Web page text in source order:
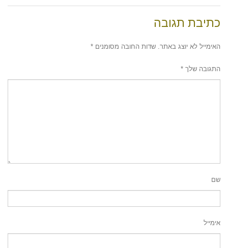
כתיבת תגובה
האימייל לא יוצג באתר. שדות החובה מסומנים *
התגובה שלך *
שם
אימייל